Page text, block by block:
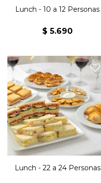
Lunch - 10 a 12 Personas
$ 5.690
48 sándwiches jamón y
queso, 48 sándwiches
olímpicos, 48 sándwiches
surtidos, 32 jesuitas jamón y
queso, 32 medialunitas
jamón y queso, 32
empanaditas, 2 snack
horneado x3, 2 Kg de
masitas.
Lunch - 22 a 24 Personas